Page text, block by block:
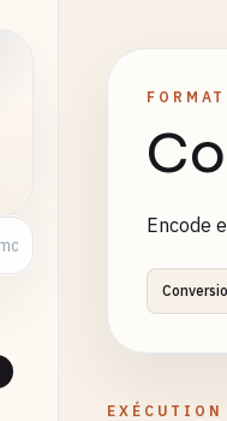
Encode
EXÉCUTION